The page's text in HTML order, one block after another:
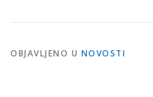
OBJAVLJENO U NOVOSTI